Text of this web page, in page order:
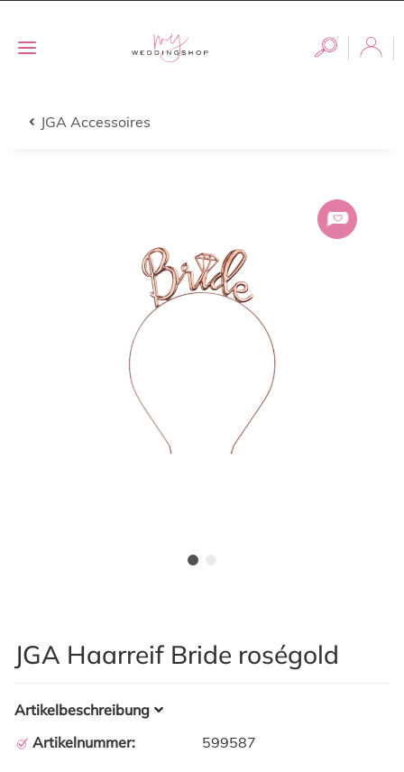
JGA Accessoires
JGA Haarreif Bride roségold
Artikelbeschreibung
Artikelnummer:
599587